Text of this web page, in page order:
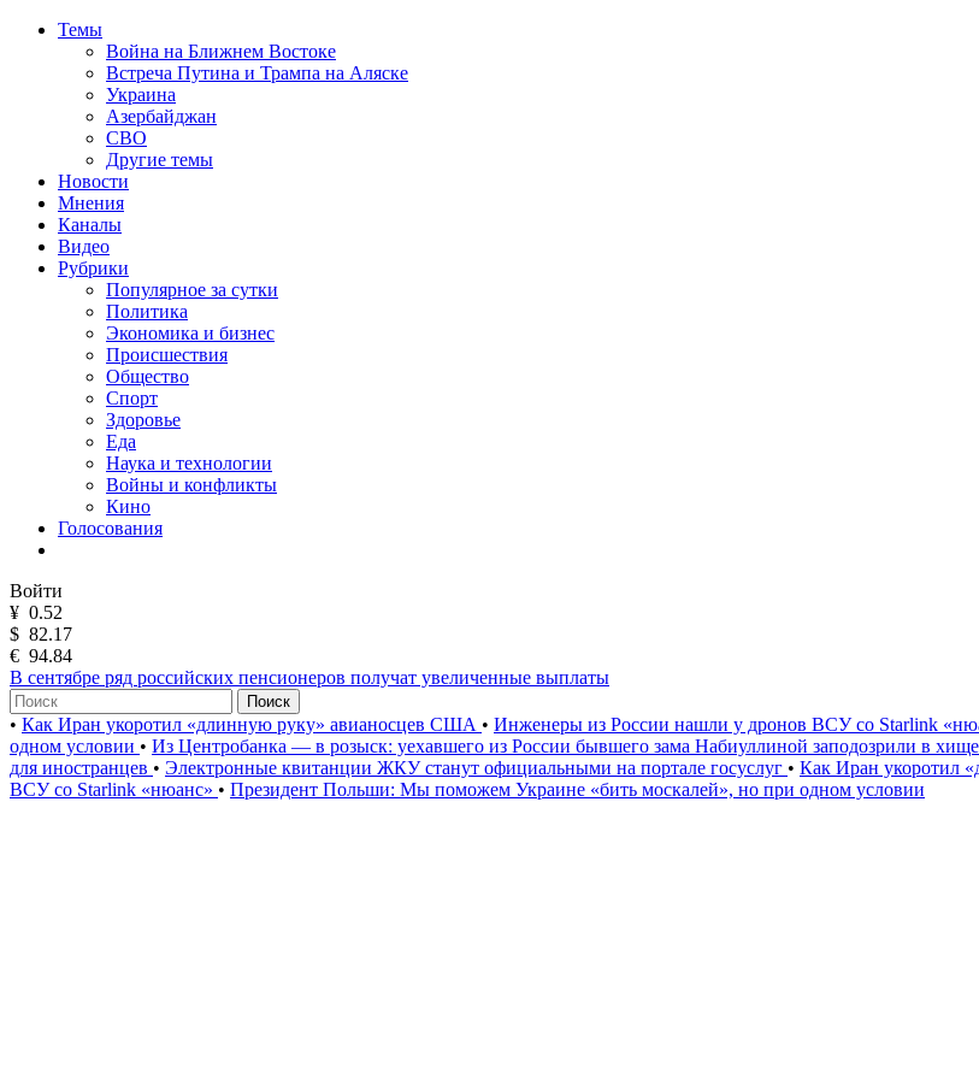
Темы
Война на Ближнем Востоке
Встреча Путина и Трампа на Аляске
Украина
Азербайджан
СВО
Другие темы
Новости
Мнения
Каналы
Видео
Рубрики
Популярное за сутки
Политика
Экономика и бизнес
Происшествия
Общество
Спорт
Здоровье
Еда
Наука и технологии
Войны и конфликты
Кино
Голосования
Войти
¥ 0.52
$ 82.17
€ 94.84
В сентябре ряд российских пенсионеров получат увеличенные выплаты
Поиск
• Как Иран укоротил «длинную руку» авианосцев США • Инженеры из России нашли у дронов ВСУ со Starlink
одном условии • Из Центробанка — в розыск: уехавшего из России бывшего зама Набиуллиной заподозрили в
для иностранцев • Электронные квитанции ЖКУ станут официальными на портале госуслуг • Как Иран укоротил
ВСУ со Starlink «нюанс» • Президент Польши: Мы поможем Украине «бить москалей», но при одном условии